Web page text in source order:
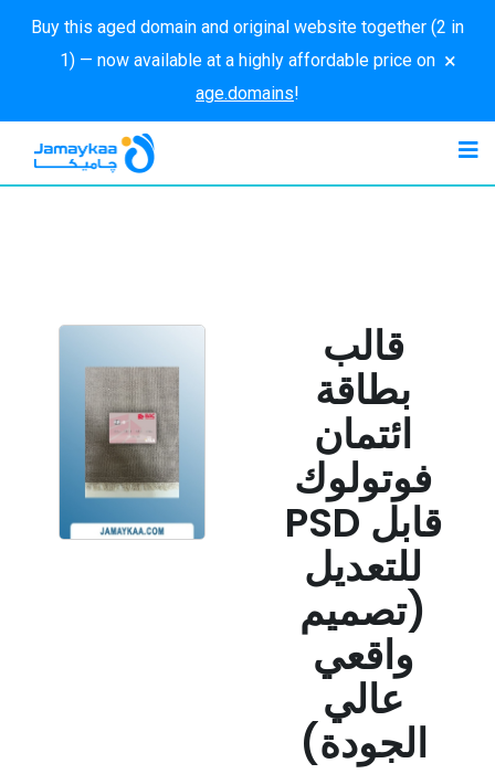
Buy this aged domain and original website together (2 in
1) — now available at a highly affordable price on
age.domains!
×
قالب
بطاقة
ائتمان
فوتولوك
PSD قابل
للتعديل
(تصميم
واقعي
عالي
الجودة)